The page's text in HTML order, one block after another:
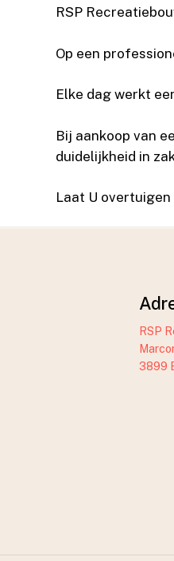
RSP
Op een
Elke dag werkt
Bij aankoop van
duidelijkheid in
Laat U
RSP
3899